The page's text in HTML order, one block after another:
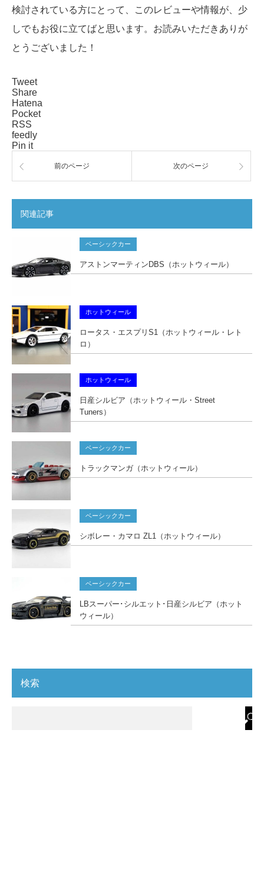
検討されている方にとって、このレビューや情報が、少
しでもお役に立てばと思います。お読みいただきありが
とうございました！
Tweet
Share
Hatena
Pocket
RSS
feedly
Pin it
前のページ 次のページ
関連記事
ベーシックカー
アストンマーティンDBS（ホットウィール）
ホットウィール
ロータス・エスプリS1（ホットウィール・レト
ロ）
ホットウィール
日産シルビア（ホットウィール・Street
Tuners）
ベーシックカー
トラックマンガ（ホットウィール）
ベーシックカー
シボレー・カマロ ZL1（ホットウィール）
ベーシックカー
LBスーパー･シルエット･日産シルビア（ホット
ウィール）
検索